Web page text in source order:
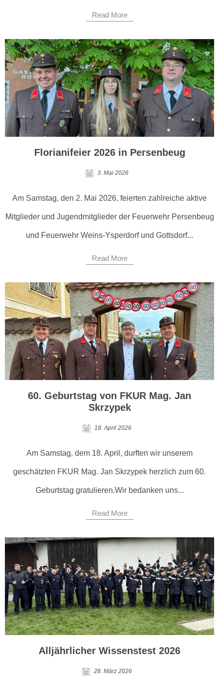
Read More
Florianifeier 2026 in Persenbeug
3. Mai 2026
Am Samstag, den 2. Mai 2026, feierten zahlreiche aktive
Mitglieder und Jugendmitglieder der Feuerwehr Persenbeug
und Feuerwehr Weins-Ysperdorf und Gottsdorf...
Read More
60. Geburtstag von FKUR Mag. Jan
Skrzypek
18. April 2026
Am Samstag, dem 18. April, durften wir unserem
geschätzten FKUR Mag. Jan Skrzypek herzlich zum 60.
Geburtstag gratulieren.Wir bedanken uns...
Read More
Alljährlicher Wissenstest 2026
28. März 2026